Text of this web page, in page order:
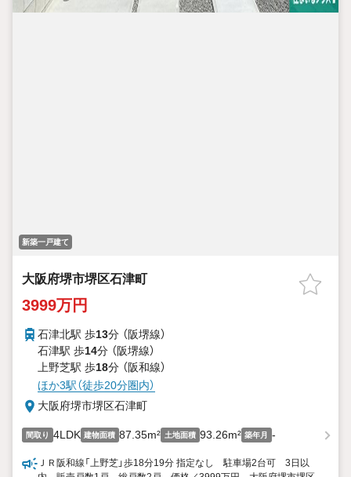
新築一戸建て
大阪府堺市堺区石津町
3999万円
石津北駅 歩13分 （阪堺線）
石津駅 歩14分 （阪堺線）
上野芝駅 歩18分 （阪和線）
ほか3駅（徒歩20分圏内）
大阪府堺市堺区石津町
間取り 4LDK 建物面積 87.35m² 土地面積 93.26m² 築年月 -
ＪＲ阪和線「上野芝」歩18分19分 指定なし 駐車場2台可 3日以